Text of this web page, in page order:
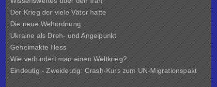
Der Krieg der viele Väter hatte
Die neue Weltordnung
Ukraine als Dreh- und Angelpunkt
Geheimakte Hess
Wie verhindert man einen Weltkrieg?
Eindeutig - Zweideutig: Crash-Kurs zum UN-Migrationspakt